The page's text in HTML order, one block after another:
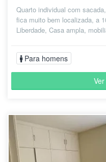
Quarto individual com
fica muito bem localizada, a
Liberdade, Casa ampla,
Para homens